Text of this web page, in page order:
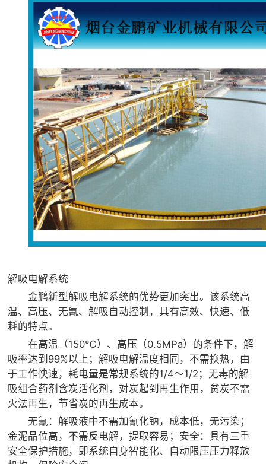
解吸电解系统
金鹏新型解吸电解系统的优势更加突出。该系统高
温、高压、无氰、解吸自动控制，具有高效、快速、低
耗的特点。
在高温（150℃）、高压（0.5MPa）的条件下，解
吸率达到99%以上；解吸电解温度相同，不需换热，由
于工作快速，耗电量是常规系统的1/4～1/2；无毒的解
吸组合药剂含炭活化剂，对炭起到再生作用，贫炭不需
火法再生，节省炭的再生成本。
无氰：解吸液中不需加氰化钠，成本低，无污染；
金泥品位高，不需反电解，提取容易；安全：具有三重
安全保护措施，即系统自身智能化、自动限压压力释放